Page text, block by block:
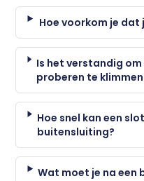
Hoe voorkom je
Is het verstandig
proberen te
Hoe snel kan een
buitensluiting?
Wat moet je na een